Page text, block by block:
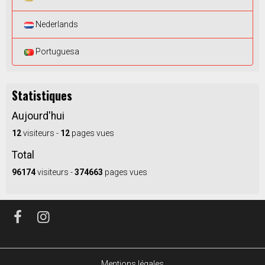
Nederlands
Portuguesa
Statistiques
Aujourd'hui
12visiteurs - 12 pages vues
Total
96174visiteurs -374663 pages vues